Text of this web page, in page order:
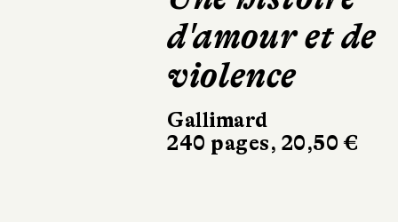
d'amour et de
violence
Gallimard
240 pages, 20,50 €